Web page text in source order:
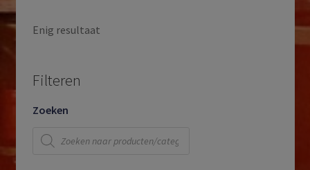
Enig resultaat
Filteren
Zoeken
zoeken